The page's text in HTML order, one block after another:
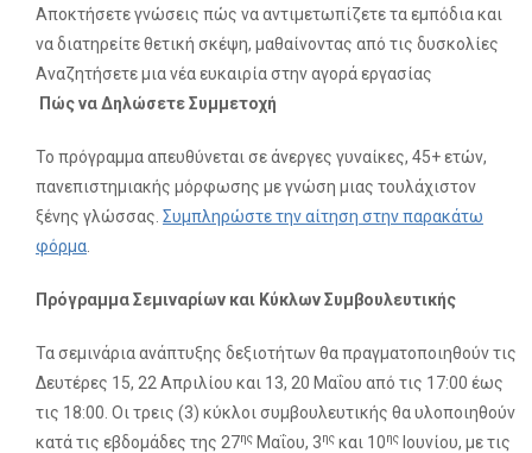
Αποκτήσετε γνώσεις πώς να αντιμετωπίζετε τα εμπόδια και
να διατηρείτε θετική σκέψη, μαθαίνοντας από τις δυσκολίες
Αναζητήσετε μια νέα ευκαιρία στην αγορά εργασίας
Πώς να Δηλώσετε Συμμετοχή
Το πρόγραμμα απευθύνεται σε άνεργες γυναίκες, 45+ ετών,
πανεπιστημιακής μόρφωσης με γνώση μιας τουλάχιστον
ξένης γλώσσας. Συμπληρώστε την αίτηση στην παρακάτω
φόρμα
Πρόγραμμα Σεμιναρίων και Κύκλων Συμβουλευτικής
Τα σεμινάρια ανάπτυξης δεξιοτήτων θα πραγματοποιηθούν τις
Δευτέρες 15, 22 Απριλίου και 13, 20 Μαΐου από τις 17:00 έως
τις 18:00. Οι τρεις (3) κύκλοι συμβουλευτικής θα υλοποιηθούν
κατά τις εβδομάδες της 27ης Μαΐου, 3ης και 10ης Ιουνίου, με τις